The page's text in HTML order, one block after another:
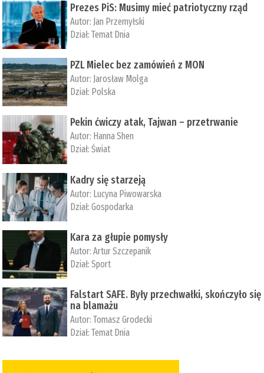
Prezes PiS: Musimy mieć patriotyczny rząd
Autor: Jan Przemyłski
Dział:Temat Dnia
PZL Mielec bez zamówień z MON
Autor: Jarosław Molga
Dział: Polska
Pekin ćwiczy atak, Tajwan – przetrwanie
Autor: ­Hanna Shen
Dział:Świat
Kadry się starzeją
Autor: Lucyna Piwowarska
Dział:Gospodarka
Kara za głupie pomysły
Autor:Artur Szczepanik
Dział:Sport
Falstart SAFE. Były przechwałki, skończyło się
na blamażu
Autor:Tomasz Grodecki
Dział:Temat Dnia